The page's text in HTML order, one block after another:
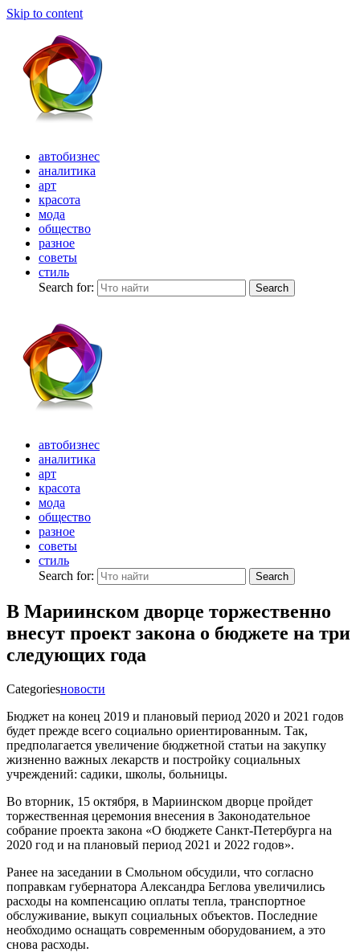
Skip to content
автобизнес
аналитика
арт
красота
мода
общество
разное
советы
стиль
Search for:
Search
автобизнес
аналитика
арт
красота
мода
общество
разное
советы
стиль
Search for:
Search
В Мариинском дворце торжественно
внесут проект закона о бюджете на три
следующих года
Categoriesновости
Бюджет на конец 2019 и плановый период 2020 и 2021 годов
будет прежде всего социально ориентированным. Так,
предполагается увеличение бюджетной статьи на закупку
жизненно важных лекарств и постройку социальных
учреждений: садики, школы, больницы.
Во вторник, 15 октября, в Мариинском дворце пройдет
торжественная церемония внесения в Законодательное
собрание проекта закона «О бюджете Санкт-Петербурга на
2020 год и на плановый период 2021 и 2022 годов».
Ранее на заседании в Смольном обсудили, что согласно
поправкам губернатора Александра Беглова увеличились
расходы на компенсацию оплаты тепла, транспортное
обслуживание, выкуп социальных объектов. Последние
необходимо оснащать современным оборудованием, а это
снова расходы.